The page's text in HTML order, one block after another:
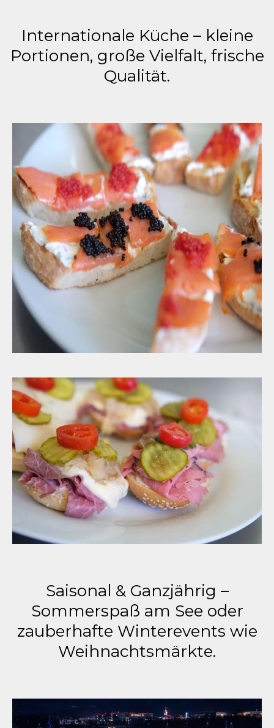
Internationale Küche – kleine
Portionen, große Vielfalt, frische
Qualität.
Saisonal & Ganzjährig –
Sommerspaß am See oder
zauberhafte Winterevents wie
Weihnachtsmärkte.